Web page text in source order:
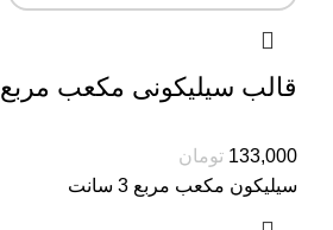
قالب سیلیکونی مکعب مربع 3 سانتی
133,000 تومان
سیلیکون مکعب مربع 3 سانت